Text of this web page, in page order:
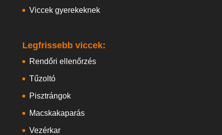
Viccek gyerekeknek
Legfrissebb viccek:
Rendőri ellenőrzés
Tűzoltó
Pisztrángok
Macskakaparás
Vezérkar